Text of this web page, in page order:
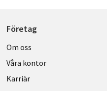
Företag
Useful
links
SWEDEN
Om oss
Våra kontor
Karriär
Hållbarhet